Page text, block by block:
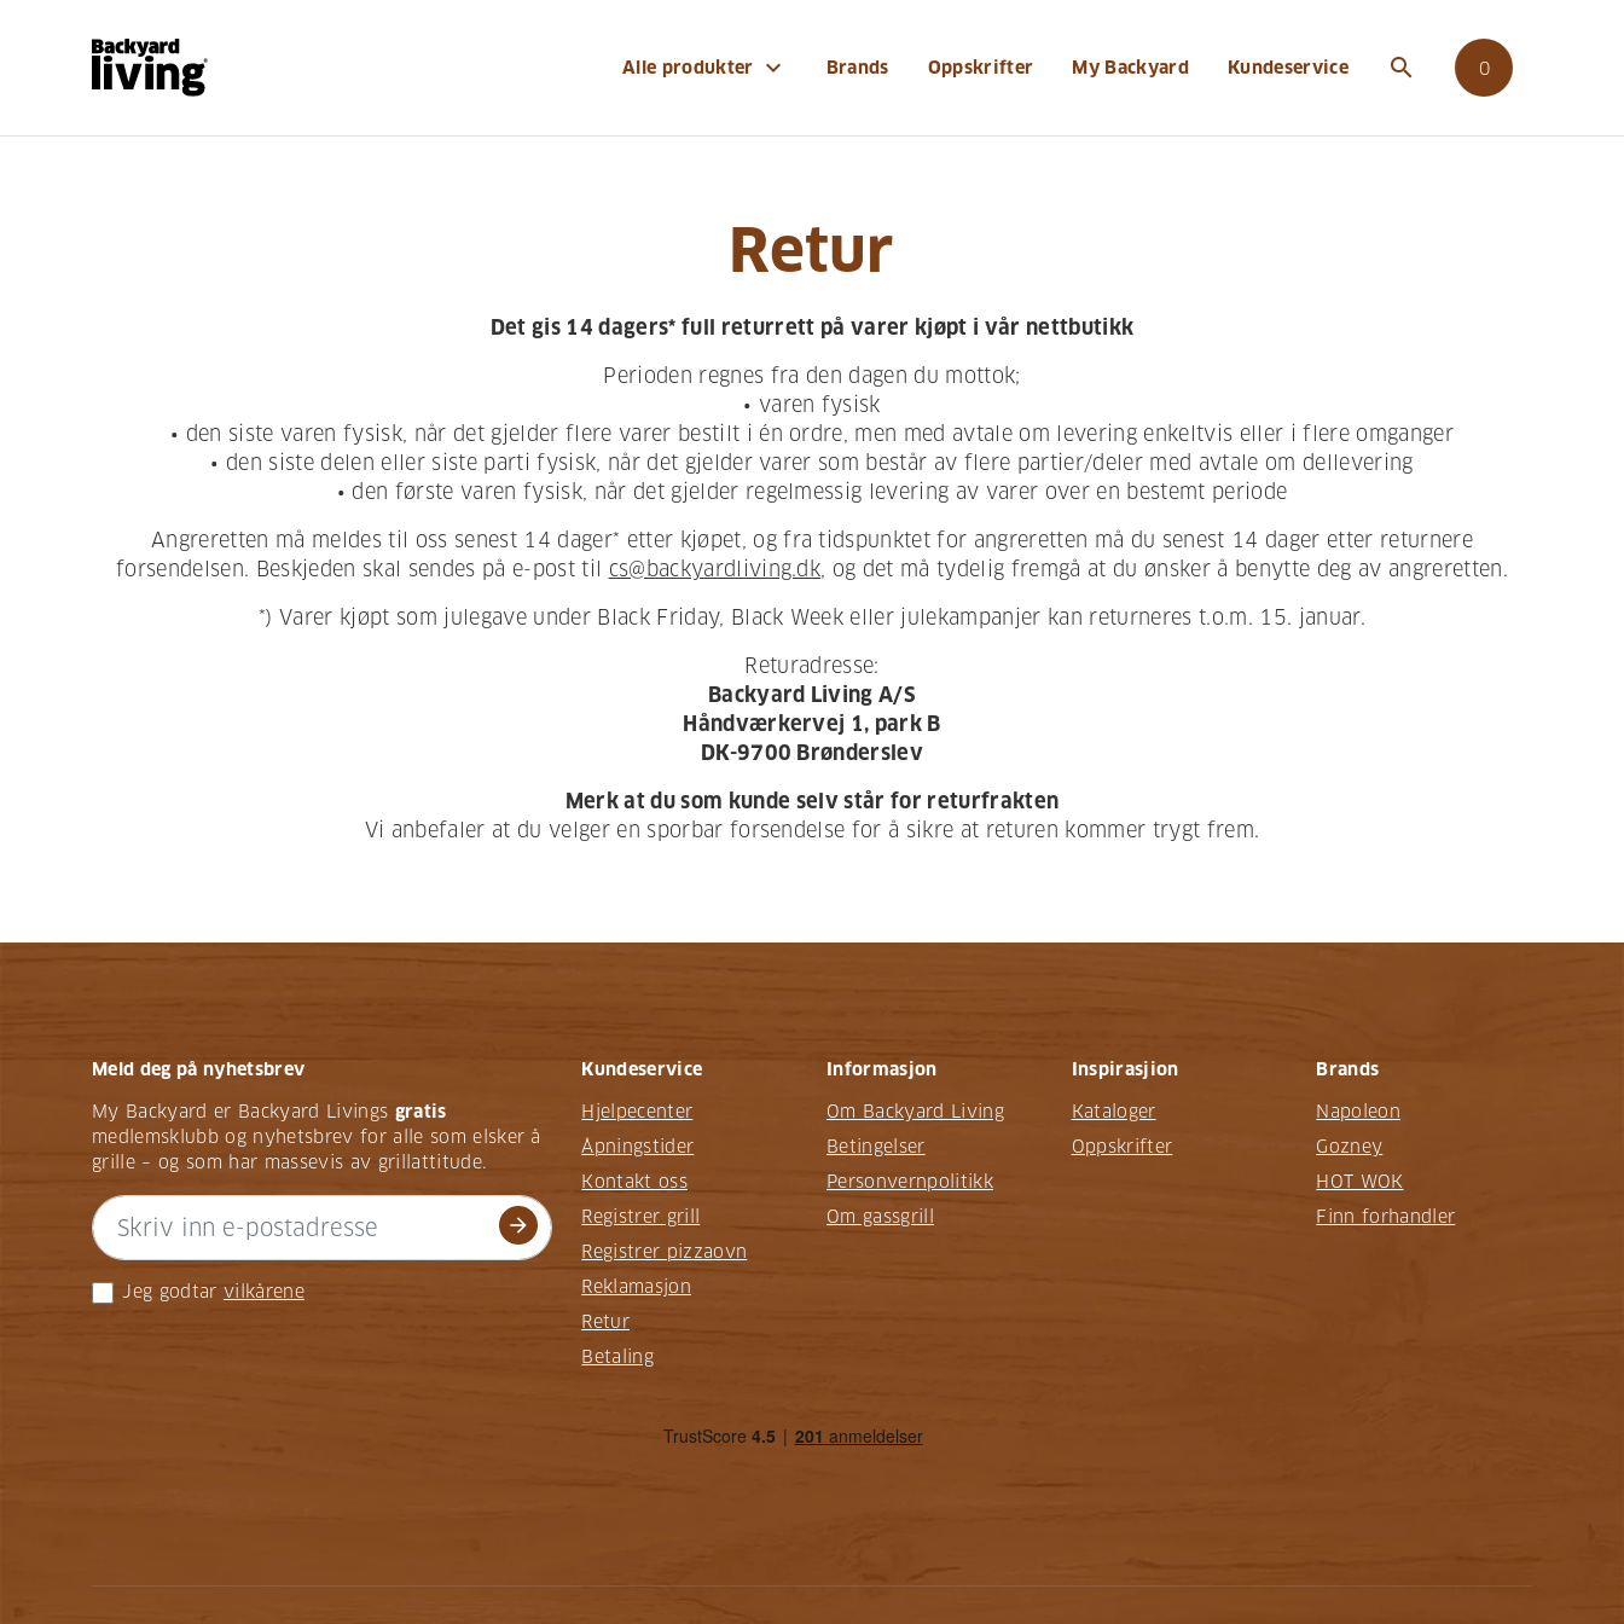
Alle produkter expand_more Brands Oppskrifter My Backyard Kundeservice search 0
Retur
Det gis 14 dagers* full returrett på varer kjøpt i vår nettbutikk
Perioden regnes fra den dagen du mottok;
• varen fysisk
• den siste varen fysisk, når det gjelder flere varer bestilt i én ordre, men med avtale om levering enkeltvis eller i flere omganger
• den siste delen eller siste parti fysisk, når det gjelder varer som består av flere partier/deler med avtale om dellevering
• den første varen fysisk, når det gjelder regelmessig levering av varer over en bestemt periode
Angreretten må meldes til oss senest 14 dager* etter kjøpet, og fra tidspunktet for angreretten må du senest 14 dager etter returnere
forsendelsen. Beskjeden skal sendes på e-post til cs@backyardliving.dk, og det må tydelig fremgå at du ønsker å benytte deg av angreretten.
*) Varer kjøpt som julegave under Black Friday, Black Week eller julekampanjer kan returneres t.o.m. 15. januar.
Returadresse:
Backyard Living A/S
Håndværkervej 1, park B
DK-9700 Brønderslev
Merk at du som kunde selv står for returfrakten
Vi anbefaler at du velger en sporbar forsendelse for å sikre at returen kommer trygt frem.
Meld deg på nyhetsbrev
My Backyard er Backyard Livings gratis
medlemsklubb og nyhetsbrev for alle som elsker å
grille – og som har massevis av grillattitude.
arrow_forward
Jeg godtar vilkårene
Kundeservice
Hjelpecenter
Åpningstider
Kontakt oss
Registrer grill
Registrer pizzaovn
Reklamasjon
Retur
Betaling
Informasjon
Om Backyard Living
Betingelser
Personvernpolitikk
Om gassgrill
Inspirasjion
Kataloger
Oppskrifter
Brands
Napoleon
Gozney
HOT WOK
Finn forhandler